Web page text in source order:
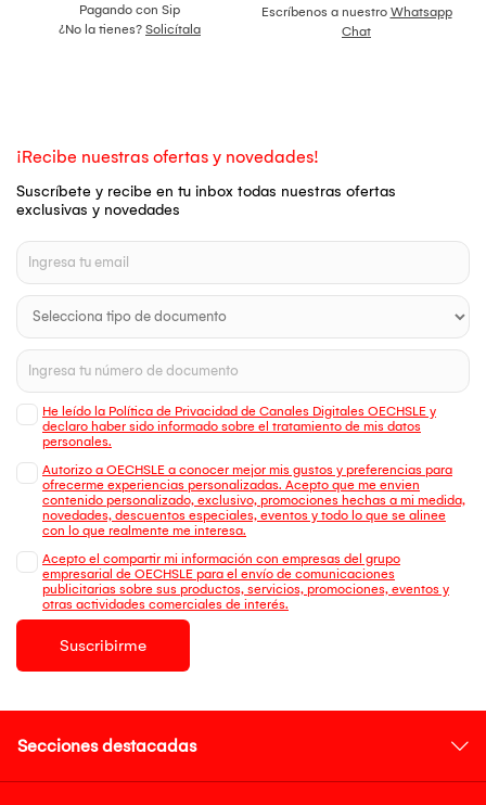
Pagando con Sip
¿No la tienes? Solicítala
Escríbenos a nuestro Whatsapp
Chat
¡Recibe nuestras ofertas y novedades!
Suscríbete y recibe en tu inbox todas nuestras ofertas
exclusivas y novedades
He leído la Política de Privacidad de Canales Digitales OECHSLE y
declaro haber sido informado sobre el tratamiento de mis datos
personales.
Autorizo a OECHSLE a conocer mejor mis gustos y preferencias para
ofrecerme experiencias personalizadas. Acepto que me envien
contenido personalizado, exclusivo, promociones hechas a mi medida,
novedades, descuentos especiales, eventos y todo lo que se alinee
con lo que realmente me interesa.
Acepto el compartir mi información con empresas del grupo
empresarial de OECHSLE para el envío de comunicaciones
publicitarias sobre sus productos, servicios, promociones, eventos y
otras actividades comerciales de interés.
Suscribirme
Secciones destacadas